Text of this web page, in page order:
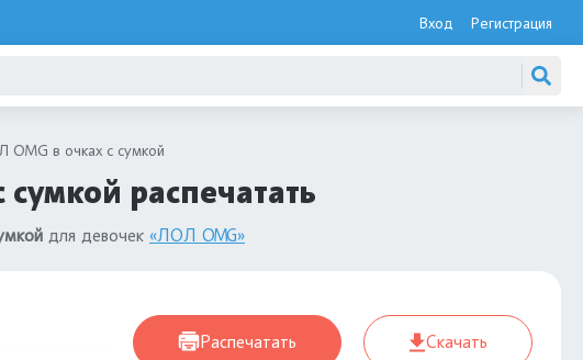
Вход Регистрация
OMG в очках с сумкой
распечатать
для девочек «ЛОЛ OMG»
Распечатать Скачать